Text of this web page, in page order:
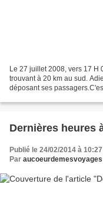
Le 27 juillet 2008, vers 17 H
trouvant à 20 km au sud.
déposant ses
Dernières heures
Publié le 24/02/2014 à 10:27
Par aucoeurdemesvoyages